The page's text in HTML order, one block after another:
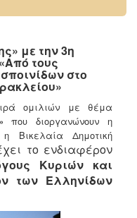
με την 3η
τους
στο
ομιλιών με θέμα
που διοργανώνουν η
η Βικελαία Δημοτική
το ενδιαφέρον
Κυριών και
των Ελληνίδων